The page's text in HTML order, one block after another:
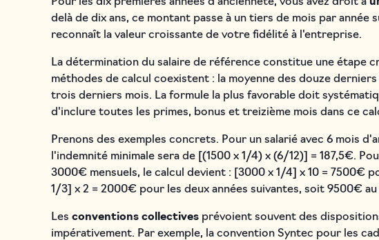
delà de dix ans, ce montant passe à un tiers de mois par
reconnaît la valeur croissante de votre fidélité à l'entreprise.
La détermination du salaire de référence constitue une étape
méthodes de calcul coexistent : la moyenne des douze
trois derniers mois. La formule la plus favorable doit
d'inclure toutes les primes, bonus et treizième mois dans ce
Prenons des exemples concrets. Pour un salarié avec 6 mois
l'indemnité minimale sera de [(1500 x 1/4) x (6/12)] = 187,5€.
3000€ mensuels, le calcul devient : [3000 x 1/4] x 10 = 7500€
1/3] x 2 = 2000€ pour les deux années suivantes, soit 9500€
Lesconventions collectives prévoient souvent des
impérativement. Par exemple, la convention Syntec pour les